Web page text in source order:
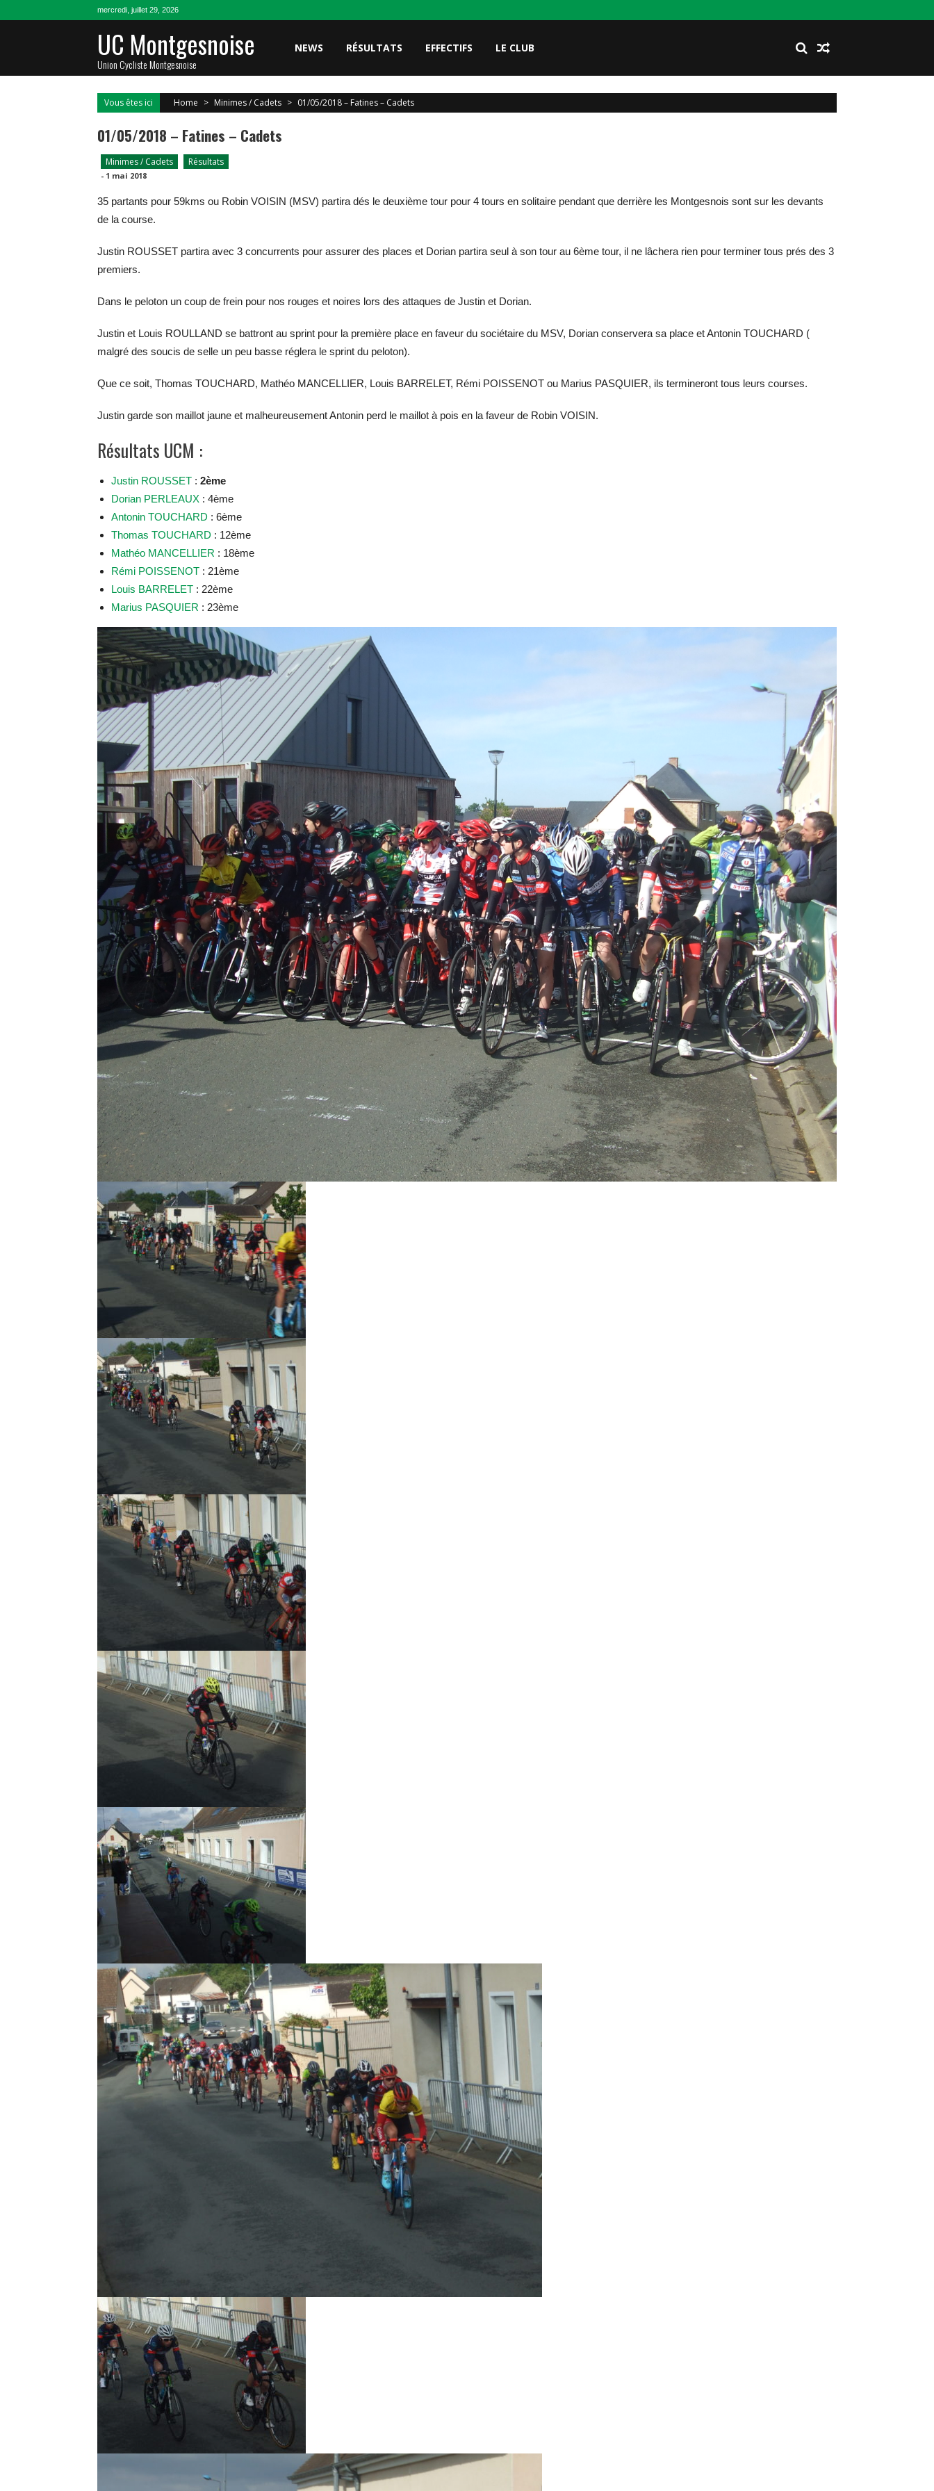
mercredi, juillet 29, 2026
UC Montgesnoise
Union Cycliste Montgesnoise
NEWS RÉSULTATS EFFECTIFS LE CLUB
Vous êtes ici Home > Minimes / Cadets > 01/05/2018 – Fatines – Cadets
01/05/2018 – Fatines – Cadets
Minimes / Cadets Résultats
- 1 mai 2018
35 partants pour 59kms ou Robin VOISIN (MSV) partira dés le deuxième tour pour 4 tours en solitaire pendant que derrière les Montgesnois sont sur les devants
de la course.
Justin ROUSSET partira avec 3 concurrents pour assurer des places et Dorian partira seul à son tour au 6ème tour, il ne lâchera rien pour terminer tous prés des 3
premiers.
Dans le peloton un coup de frein pour nos rouges et noires lors des attaques de Justin et Dorian.
Justin et Louis ROULLAND se battront au sprint pour la première place en faveur du sociétaire du MSV, Dorian conservera sa place et Antonin TOUCHARD (
malgré des soucis de selle un peu basse réglera le sprint du peloton).
Que ce soit, Thomas TOUCHARD, Mathéo MANCELLIER, Louis BARRELET, Rémi POISSENOT ou Marius PASQUIER, ils termineront tous leurs courses.
Justin garde son maillot jaune et malheureusement Antonin perd le maillot à pois en la faveur de Robin VOISIN.
Résultats UCM :
Justin ROUSSET : 2ème
Dorian PERLEAUX : 4ème
Antonin TOUCHARD : 6ème
Thomas TOUCHARD : 12ème
Mathéo MANCELLIER : 18ème
Rémi POISSENOT : 21ème
Louis BARRELET : 22ème
Marius PASQUIER : 23ème